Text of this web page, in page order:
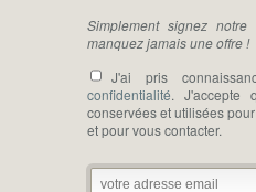
Simplement signez
manquez jamais une offre !
J'ai pris
confidentialité. J'accepte
conservées et utilisées
et pour vous contacter.